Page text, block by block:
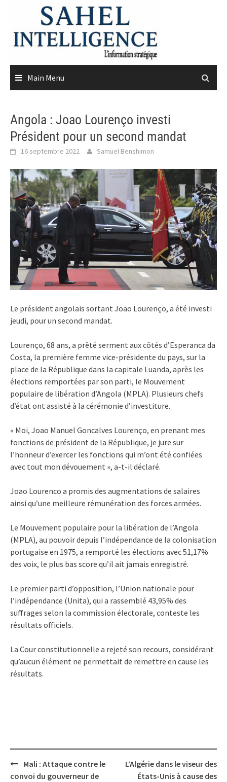
content
Main Menu
Angola : Joao Lourenço investi
Président pour un second mandat
16 septembre 2022 Samuel Benshimon
Le président angolais sortant Joao Lourenço, a été investi
jeudi, pour un second mandat.
Lourenço, 68 ans, a prêté serment aux côtés d’Esperanca da
Costa, la première femme vice-présidente du pays, sur la
place de la République dans la capitale Luanda, après les
élections remportées par son parti, le Mouvement
populaire de libération d’Angola (MPLA). Plusieurs chefs
d’état ont assisté à la cérémonie d’investiture.
« Moi, Joao Manuel Goncalves Lourenço, en prenant mes
fonctions de président de la République, je jure sur
l’honneur d’exercer les fonctions qui m’ont été confiées
avec tout mon dévouement », a-t-il déclaré.
Joao Lourenco a promis des augmentations de salaires
ainsi qu’une meilleure rémunération des forces armées.
Le Mouvement populaire pour la libération de l’Angola
(MPLA), au pouvoir depuis l’indépendance de la colonisation
portugaise en 1975, a remporté les élections avec 51,17%
des voix, le plus bas score qu’il ait jamais enregistré.
Le premier parti d’opposition, l’Union nationale pour
l’indépendance (Unita), qui a rassemblé 43,95% des
suffrages selon la commission électorale, conteste les
résultats officiels.
La Cour constitutionnelle a rejeté son recours, considérant
qu’aucun élément ne permettait de remettre en cause les
résultats.
Post
navigation
Mali : Attaque contre le
convoi du gouverneur de
L’Algérie dans le viseur des
États-Unis à cause des